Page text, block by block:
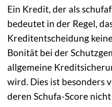
Ein Kredit, der als
bedeutet in der Regel,
Kreditentscheidung
Bonität bei der
allgemeine
wird. Dies ist besonders
deren Schufa-Score